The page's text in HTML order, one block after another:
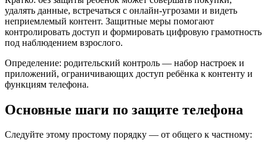
удалять данные, встречаться с онлайн‑угрозами и видеть
неприемлемый контент. Защитные меры помогают
контролировать доступ и формировать цифровую грамотность
под наблюдением взрослого.
Определение: родительский контроль — набор настроек и
приложений, ограничивающих доступ ребёнка к контенту и
функциям телефона.
Основные шаги по защите телефона
Следуйте этому простому порядку — от общего к частному: